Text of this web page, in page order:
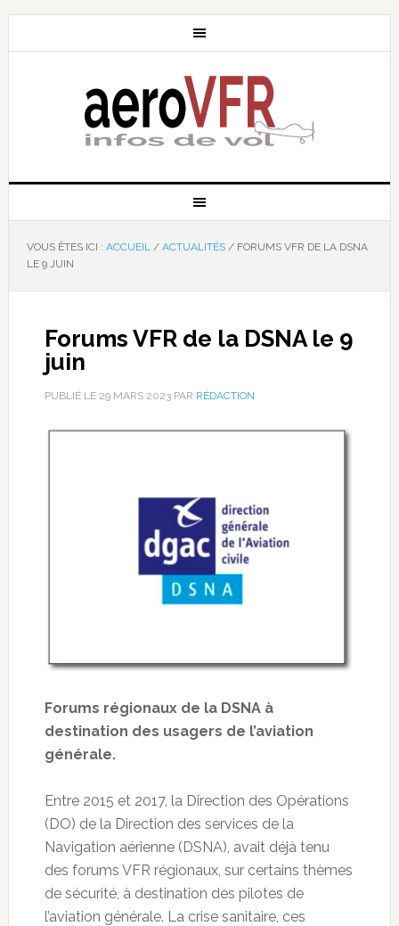
VOUS ÊTES ICI : ACCUEIL / ACTUALITÉS /FORUMS VFR DE LA DSNA
LE 9 JUIN
Forums VFR de la DSNA le 9
juin
PUBLIÉ LE 29 MARS 2023PAR RÉDACTION
Forums régionaux de la DSNA à
destination des usagers de l’aviation
générale.
Entre 2015 et 2017, la Direction des Opérations
(DO) de la Direction des services de la
Navigation aérienne (DSNA), avait déjà tenu
des forums VFR régionaux, sur certains thèmes
de sécurité, à destination des pilotes de
l’aviation générale. La crise sanitaire, ces